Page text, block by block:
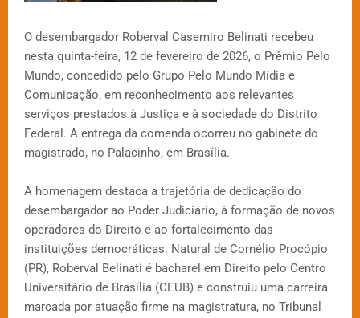
O desembargador Roberval Casemiro Belinati recebeu
nesta quinta-feira, 12 de fevereiro de 2026, o Prêmio Pelo
Mundo, concedido pelo Grupo Pelo Mundo Mídia e
Comunicação, em reconhecimento aos relevantes
serviços prestados à Justiça e à sociedade do Distrito
Federal. A entrega da comenda ocorreu no gabinete do
magistrado, no Palacinho, em Brasília.
A homenagem destaca a trajetória de dedicação do
desembargador ao Poder Judiciário, à formação de novos
operadores do Direito e ao fortalecimento das
instituições democráticas. Natural de Cornélio Procópio
(PR), Roberval Belinati é bacharel em Direito pelo Centro
Universitário de Brasília (CEUB) e construiu uma carreira
marcada por atuação firme na magistratura, no Tribunal